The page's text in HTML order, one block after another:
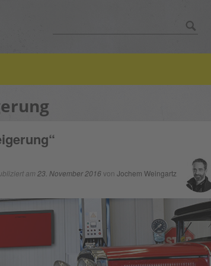
am 23. November 2016von Jochem Weingartz